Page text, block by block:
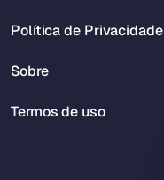
Política de Privacidade
Sobre
Termos de uso